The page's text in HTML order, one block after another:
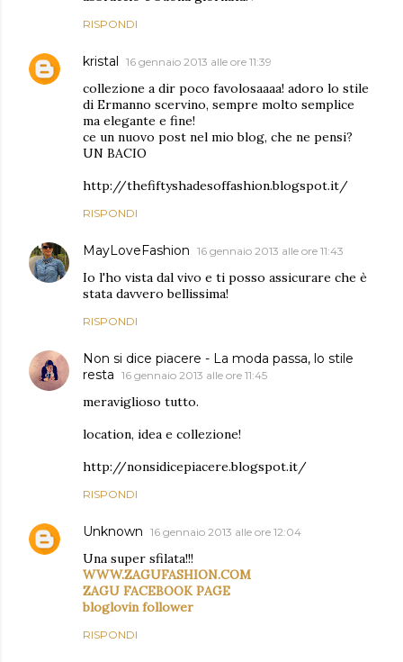
RISPONDI
kristal 16 gennaio 2013 alle ore 11:39
collezione a dir poco favolosaaaa! adoro lo stile
di Ermanno scervino, sempre molto semplice
ma elegante e fine!
ce un nuovo post nel mio blog, che ne pensi?
UN BACIO
http://thefiftyshadesoffashion.blogspot.it/
RISPONDI
MayLoveFashion 16 gennaio 2013 alle ore 11:43
Io l'ho vista dal vivo e ti posso assicurare che è
stata davvero bellissima!
RISPONDI
Non si dice piacere - La moda passa, lo stile
resta 16 gennaio 2013 alle ore 11:45
meraviglioso tutto.
location, idea e collezione!
http://nonsidicepiacere.blogspot.it/
RISPONDI
Unknown 16 gennaio 2013 alle ore 12:04
Una super sfilata!!!
WWW.ZAGUFASHION.COM
ZAGU FACEBOOK PAGE
bloglovin follower
RISPONDI